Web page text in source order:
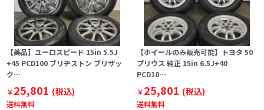
【美品】ユーロスピード 15in 5.5J
+45 PCD100 ブリヂストン ブリザッ
ク…
￥25,801 (税込)
送料無料
【ホイールのみ販売可能】トヨタ 50
プリウス 純正 15in 6.5J+40
PCD10…
￥25,801 (税込)
送料無料